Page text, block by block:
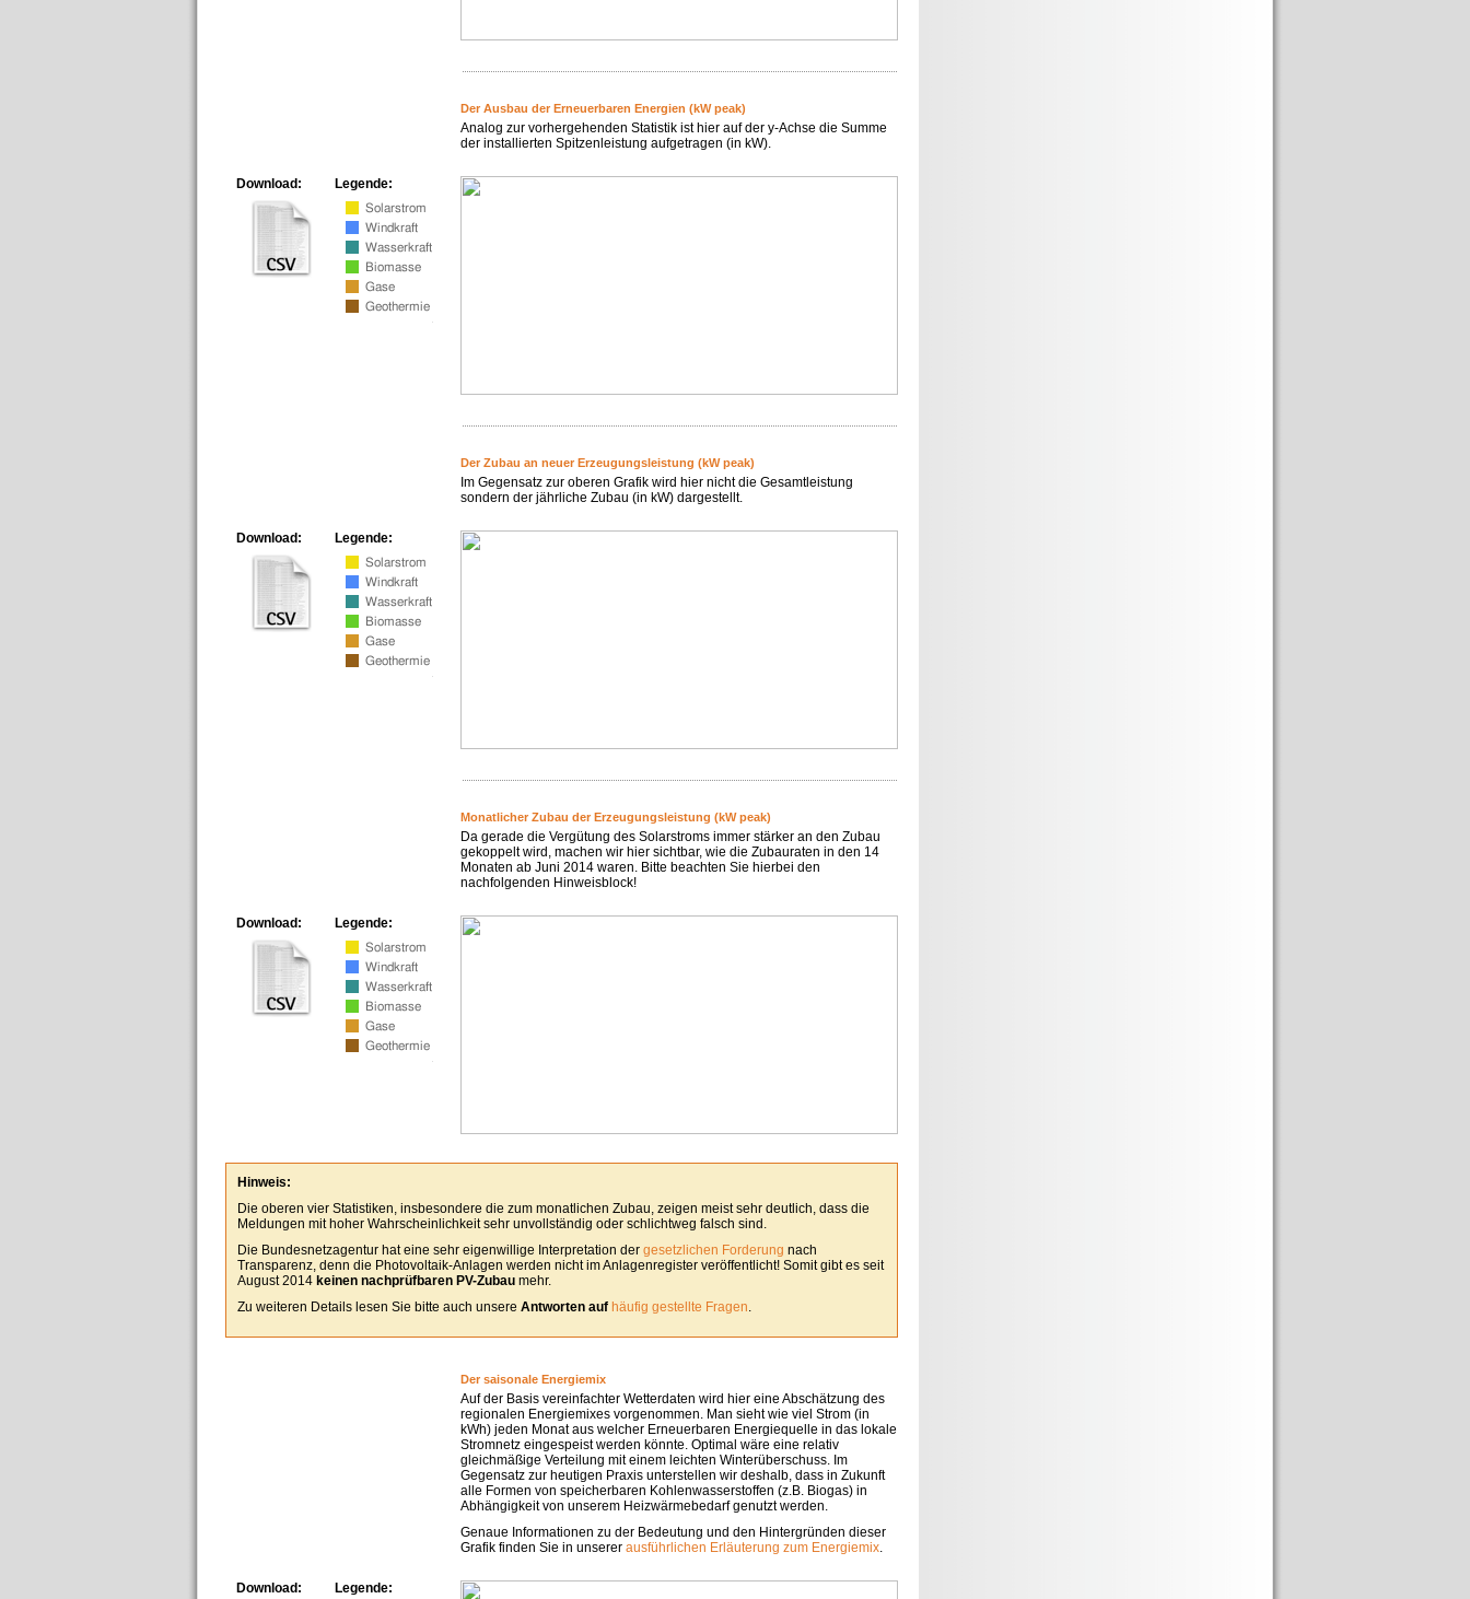
Der Ausbau der Erneuerbaren Energien (kW peak)
Analog zur vorhergehenden Statistik ist hier auf der y-Achse die Summe
der installierten Spitzenleistung aufgetragen (in kW).
Legende:
Download:
Der Zubau an neuer Erzeugungsleistung (kW peak)
Im Gegensatz zur oberen Grafik wird hier nicht die Gesamtleistung
sondern der jährliche Zubau (in kW) dargestellt.
Legende:
Download:
Monatlicher Zubau der Erzeugungsleistung (kW peak)
Da gerade die Vergütung des Solarstroms immer stärker an den Zubau
gekoppelt wird, machen wir hier sichtbar, wie die Zubauraten in den 14
Monaten ab Juni 2014 waren. Bitte beachten Sie hierbei den
nachfolgenden Hinweisblock!
Legende:
Download:
Hinweis:
Die oberen vier Statistiken, insbesondere die zum monatlichen Zubau, zeigen meist sehr deutlich, dass die
Meldungen mit hoher Wahrscheinlichkeit sehr unvollständig oder schlichtweg falsch sind.
Die Bundesnetzagentur hat eine sehr eigenwillige Interpretation der gesetzlichen Forderung nach
Transparenz, denn die Photovoltaik-Anlagen werden nicht im Anlagenregister veröffentlicht! Somit gibt es seit
August 2014 keinen nachprüfbaren PV-Zubau mehr.
Zu weiteren Details lesen Sie bitte auch unsere Antworten auf häufig gestellte Fragen.
Der saisonale Energiemix
Auf der Basis vereinfachter Wetterdaten wird hier eine Abschätzung des
regionalen Energiemixes vorgenommen. Man sieht wie viel Strom (in
kWh) jeden Monat aus welcher Erneuerbaren Energiequelle in das lokale
Stromnetz eingespeist werden könnte. Optimal wäre eine relativ
gleichmäßige Verteilung mit einem leichten Winterüberschuss. Im
Gegensatz zur heutigen Praxis unterstellen wir deshalb, dass in Zukunft
alle Formen von speicherbaren Kohlenwasserstoffen (z.B. Biogas) in
Abhängigkeit von unserem Heizwärmebedarf genutzt werden.
Genaue Informationen zu der Bedeutung und den Hintergründen dieser
Grafik finden Sie in unserer ausführlichen Erläuterung zum Energiemix.
Legende:
Download: